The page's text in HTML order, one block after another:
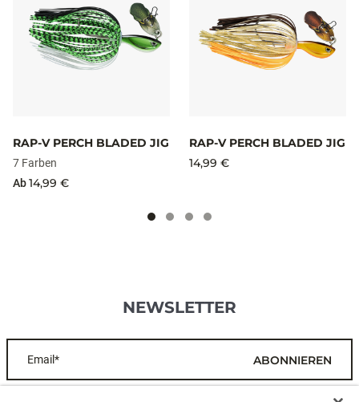
RAP-V PERCH BLADED JIG
7 Farben
Ab14,99 €
RAP-V PERCH BLADED JIG
14,99 €
NEWSLETTER
Email* ABONNIEREN